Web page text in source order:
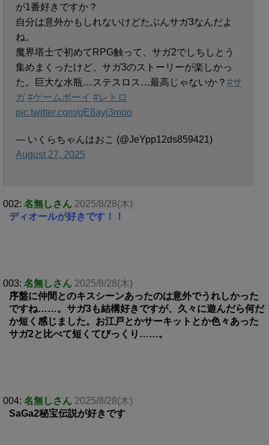
が1番好きですか？
自分は意外かもしれないけどたぶんサガ3なんだよ
ね。
魔界塔士で初めてRPG触って、サガ2でしちしとう
集めまくったけど、サガ3のストーリーが楽しかっ
た。巨大な水瓶…ステスロス…最高じゃないか？ #サ
ガ #ゲームボーイ #レトロ
pic.twitter.com/gE8ayj3moo
— いくらちゃんはおこ (@JeYpp12ds859421)
August 27, 2025
002: 名無しさん 2025/8/28(木)
ディオールが好きです！！
003: 名無しさん 2025/8/28(木)
序盤に仲間とのキスシーンあったのは意外でうれしかった
ですね……。サガ3も結構好きですが、久々に遊んだら何だ
か短く感じました。お江戸とかサーキットとか色々あった
サガ2と比べて短くてびっくり……。
004: 名無しさん 2025/8/28(木)
SaGa2秘宝伝説が好きです